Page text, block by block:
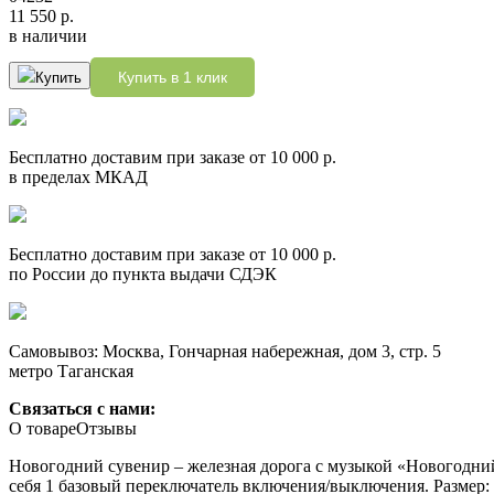
11 550 р.
в наличии
Купить Купить в 1 клик
Бесплатно доставим при заказе от 10 000 р.
в пределах МКАД
Бесплатно доставим при заказе от 10 000 р.
по России до пункта выдачи СДЭК
Самовывоз: Москва, Гончарная набережная, дом 3, стр. 5
метро Таганская
Связаться с нами:
О товареОтзывы
Новогодний сувенир – железная дорога с музыкой
себя 1 базовый переключатель включения/выключения.